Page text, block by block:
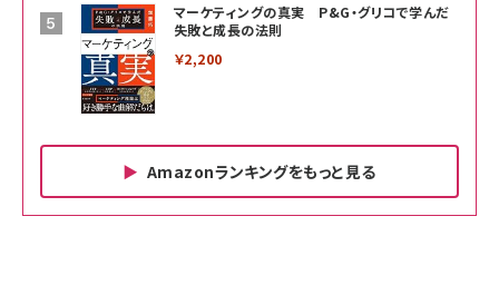
マーケティングの真実 P&G・グリコで学んだ
失敗と成長の法則
￥2,200
Amazonランキングをもっと見る